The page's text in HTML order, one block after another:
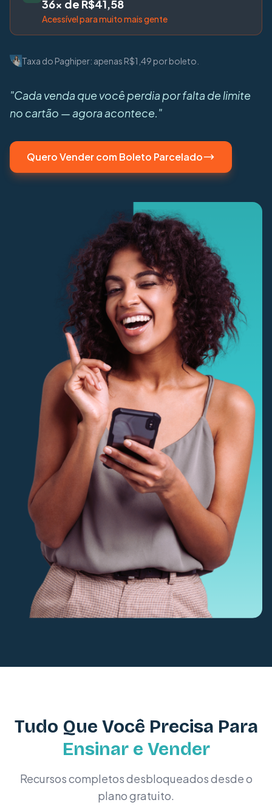
36x de R$41,58
Acessível para muito mais gente
Taxa do Paghiper: apenas R$1,49 por boleto.
"Cada venda que você perdia por falta de limite
no cartão — agora acontece."
Quero Vender com Boleto Parcelado
Tudo Que Você Precisa Para
Ensinar e Vender
Recursos completos desbloqueados desde o
plano gratuito.